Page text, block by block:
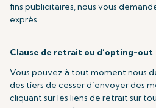
fins publicitaires, nous vous
exprès.
Clause de retrait ou d’opting-out
Vous pouvez à tout moment nous
des tiers de cesser d’envoyer des
cliquant sur les liens de retrait sur